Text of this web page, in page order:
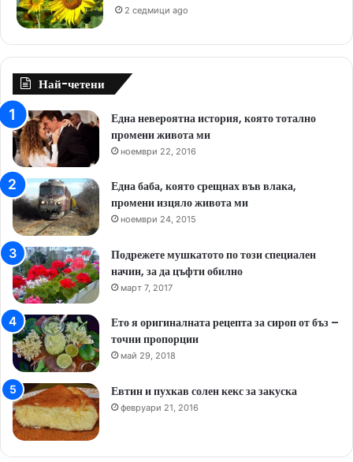
2 седмици ago
Най-четени
Една невероятна история, която тотално
промени живота ми
ноември 22, 2016
Една баба, която срещнах във влака,
промени изцяло живота ми
ноември 24, 2015
Подрежете мушкатото по този специален
начин, за да цъфти обилно
март 7, 2017
Ето я оригиналната рецепта за сироп от бъз –
точни пропорции
май 29, 2018
Евтин и пухкав солен кекс за закуска
февруари 21, 2016